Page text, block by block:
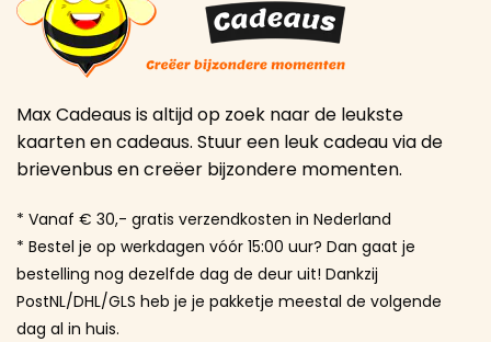
Max Cadeaus is altijd op zoek naar de leukste
kaarten en cadeaus. Stuur een leuk cadeau via de
brievenbus en creëer bijzondere momenten.
* Vanaf € 30,- gratis verzendkosten in Nederland
* Bestel je op werkdagen vóór 15:00 uur? Dan gaat je
bestelling nog dezelfde dag de deur uit! Dankzij
PostNL/DHL/GLS heb je je pakketje meestal de volgende
dag al in huis.